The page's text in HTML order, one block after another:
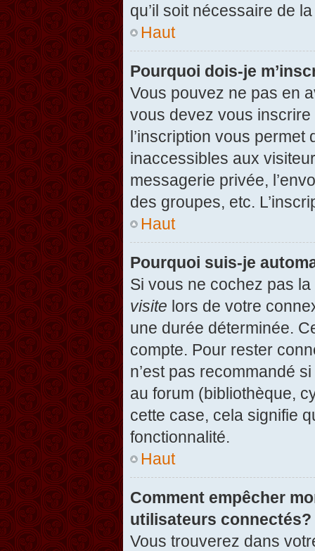
qu’il soit nécessaire de
Haut
Pourquoi dois-je
Vous pouvez ne pas en
vous devez vous
l’inscription vous
inaccessibles aux
messagerie privée,
des groupes, etc.
Haut
Pourquoi suis-je
Si vous ne cochez pas
visite lors de votre
une durée déterminée.
compte. Pour rester
n’est pas recommandé
au forum (bibliothèque,
cette case, cela signifie
fonctionnalité.
Haut
Comment empêcher
utilisateurs connectés?
Vous trouverez dans